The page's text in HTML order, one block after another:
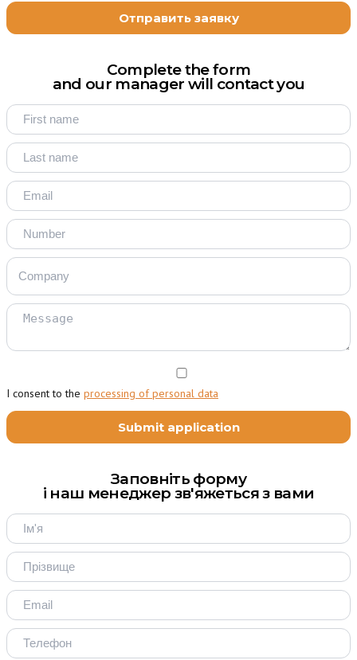
Complete the form
and our manager will contact you
I consent to the processing of personal data
Заповніть форму
і наш менеджер зв'яжеться з вами